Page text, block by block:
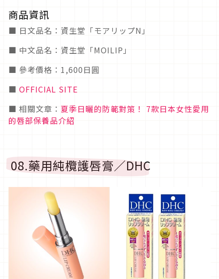
商品資訊
■ 日文品名：資生堂「モアリップN」
■ 中文品名：資生堂「MOILIP」
■ 參考價格：1,600日圓
■ OFFICIAL SITE
■ 相關文章： 夏季日曬的防範對策！ 7款日本女性愛用
的唇部保養品介紹
08.藥用純欖護唇膏／DHC